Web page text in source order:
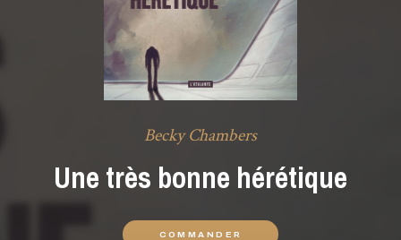
Becky Chambers
Une très bonne hérétique
COMMANDER